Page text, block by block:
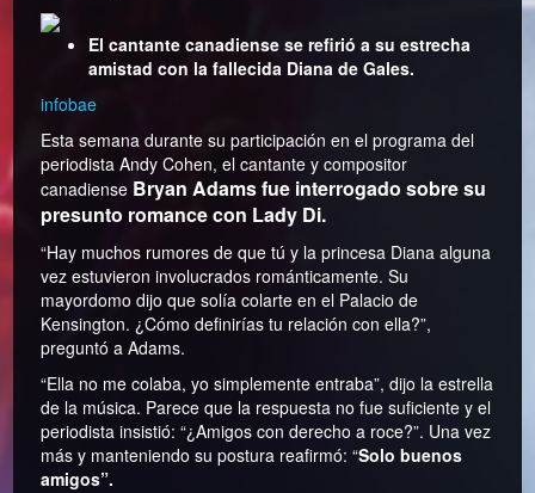
El cantante canadiense se refirió a su estrecha
amistad con la fallecida Diana de Gales.
infobae
Esta semana durante su participación en el programa del
periodista Andy Cohen, el cantante y compositor
canadiense Bryan Adams fue interrogado sobre su
presunto romance con Lady Di.
“Hay muchos rumores de que tú y la princesa Diana alguna
vez estuvieron involucrados románticamente. Su
mayordomo dijo que solía colarte en el Palacio de
Kensington. ¿Cómo definirías tu relación con ella?”,
preguntó a Adams.
“Ella no me colaba, yo simplemente entraba”, dijo la estrella
de la música. Parece que la respuesta no fue suficiente y el
periodista insistió: “¿Amigos con derecho a roce?”. Una vez
más y manteniendo su postura reafirmó: “Solo buenos
amigos”.